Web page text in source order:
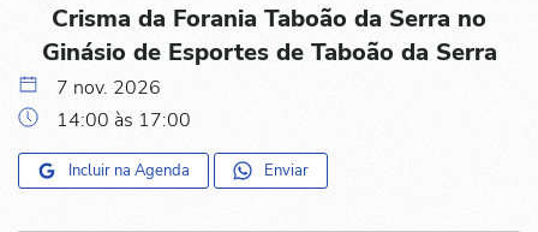
Crisma da Forania Taboão da Serra no
Ginásio de Esportes de Taboão da Serra
7 nov. 2026
14:00 às 17:00
Incluir na Agenda Enviar